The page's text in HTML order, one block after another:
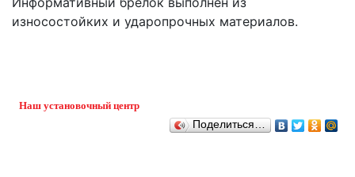
износостойких и ударопрочных материалов.
Наш установочный центр
Поделиться…